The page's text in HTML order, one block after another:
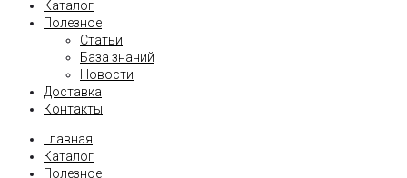
Каталог
Полезное
Статьи
База знаний
Новости
Доставка
Контакты
Главная
Каталог
Полезное